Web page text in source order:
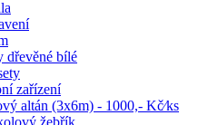
dřevěné bílé
zařízení
altán (3x6m) - 1000,- Kč⁄ks
žebřík